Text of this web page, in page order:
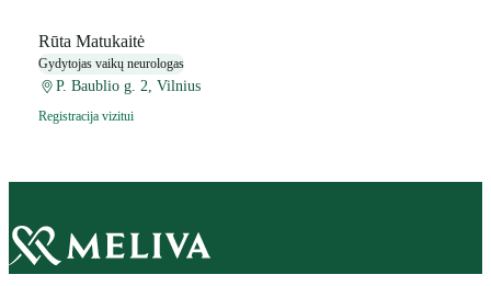
Rūta Matukaitė
Gydytojas vaikų neurologas
P. Baublio g. 2, Vilnius
Registracija vizitui